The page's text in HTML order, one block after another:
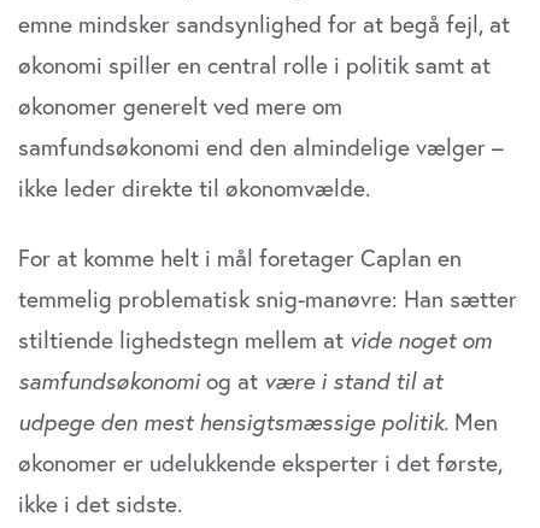
emne mindsker sandsynlighed for at begå fejl, at
økonomi spiller en central rolle i politik samt at
økonomer generelt ved mere om
samfundsøkonomi end den almindelige vælger –
ikke leder direkte til økonomvælde.
For at komme helt i mål foretager Caplan en
temmelig problematisk snig-manøvre: Han sætter
stiltiende lighedstegn mellem at vide noget om
samfundsøkonomi og at være i stand til at
udpege den mest hensigtsmæssige politik. Men
økonomer er udelukkende eksperter i det første,
ikke i det sidste.